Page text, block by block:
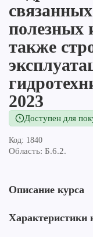
полезных
также
2023
Доступен для
Код: 1840
Область: Б.6.2.
Описание курса
Характеристики